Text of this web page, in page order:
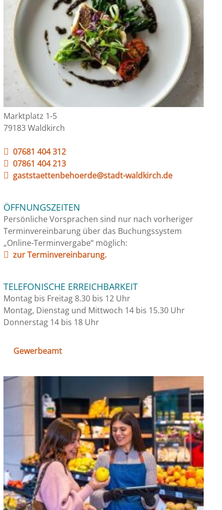
Marktplatz 1-5
79183 Waldkirch
07681 404 312
07861 404 213
gaststaettenbehoerde@stadt-waldkirch.de
ÖFFNUNGSZEITEN
Persönliche Vorsprachen sind nur nach vorheriger
Terminvereinbarung über das Buchungssystem
„Online-Terminvergabe“ möglich:
zur Terminvereinbarung.
TELEFONISCHE ERREICHBARKEIT
Montag bis Freitag 8.30 bis 12 Uhr
Montag, Dienstag und Mittwoch 14 bis 15.30 Uhr
Donnerstag 14 bis 18 Uhr
Gewerbeamt